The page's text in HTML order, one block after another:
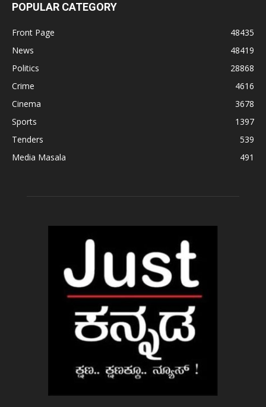
POPULAR CATEGORY
Front Page
48435
News
48419
Politics
28868
Crime
4616
Cinema
3678
Sports
1397
Tenders
539
Media Masala
491